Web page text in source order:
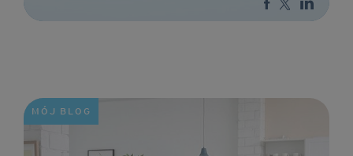
MÓJ BLOG